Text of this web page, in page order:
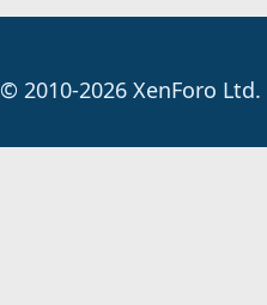
© 2010-2026 XenForo Ltd.